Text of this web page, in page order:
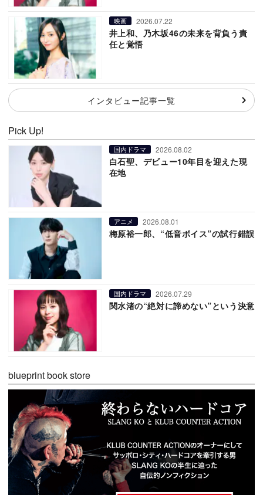
映画 2026.07.22
井上和、乃木坂46の未来を背負う責
任と覚悟
インタビュー記事一覧
Pick Up!
国内ドラマ 2026.08.02
白石聖、デビュー10年目を迎えた現
在地
アニメ 2026.08.01
梅原裕一郎、“低音ボイス”の試行錯誤
国内ドラマ 2026.07.29
関水渚の“絶対に諦めない”という決意
blueprint book store